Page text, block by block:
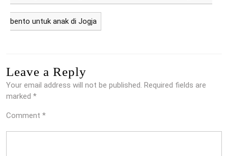
bento untuk anak di Jogja
Leave a Reply
Your email address will not be published. Required fields are
marked *
Comment *